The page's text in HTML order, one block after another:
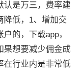
认是万三，费率建
降低，1、增加交
的，下载app，
果想要减少佣金成
在行业内是非常低